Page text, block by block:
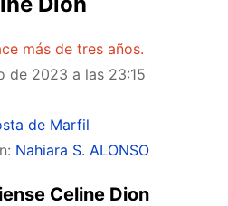
más de tres años.
de 2023 a las 23:15
de Marfil
Nahiara S. ALONSO
Celine Dion